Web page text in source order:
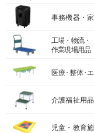
事務機器・
工場・物流・
作業現場用品
医療･整体･
介護福祉用
児童・教育